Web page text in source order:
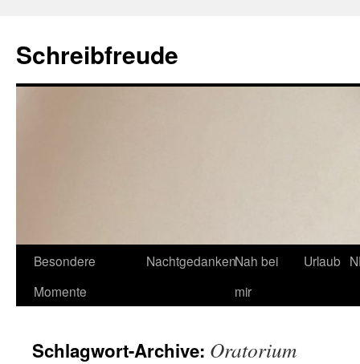
Schreibfreude
Besondere
Momente
NachtgedankenNah bei
mir
Urlaub
Schlagwort-Archive: Oratorium